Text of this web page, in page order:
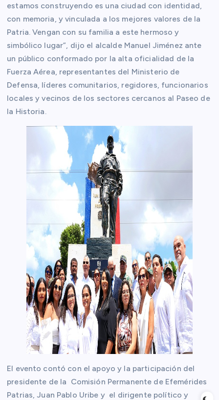
estamos construyendo es una ciudad con identidad,
con memoria, y vinculada a los mejores valores de la
Patria. Vengan con su familia a este hermoso y
simbólico lugar”, dijo el alcalde Manuel Jiménez ante
un público conformado por la alta oficialidad de la
Fuerza Aérea, representantes del Ministerio de
Defensa, líderes comunitarios, regidores, funcionarios
locales y vecinos de los sectores cercanos al Paseo de
la Historia.
El evento contó con el apoyo y la participación del
presidente de la Comisión Permanente de Efemérides
Patrias, Juan Pablo Uribe y el dirigente político y